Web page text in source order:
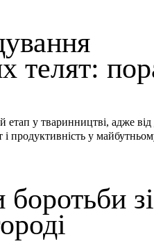
телят:
у тваринництві, адже від
і продуктивність у
зі